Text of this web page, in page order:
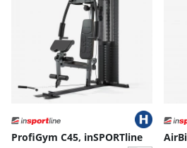
ProfiGym C45, inSPORTline